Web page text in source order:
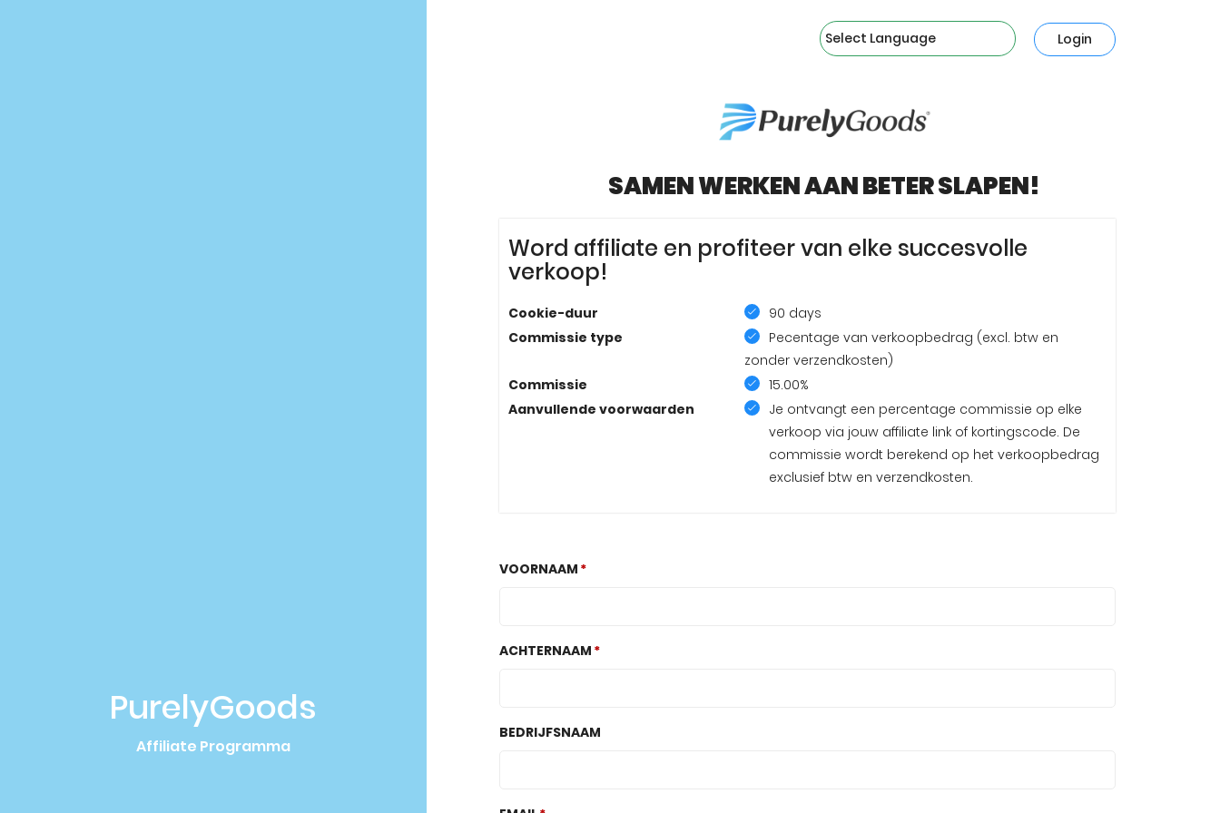
PurelyGoods
Affiliate Programma
Login
SAMEN WERKEN AAN BETER SLAPEN!
Word affiliate en profiteer van elke succesvolle
verkoop!
Cookie-duur
90 days
Commissie type
Pecentage van verkoopbedrag (excl. btw en
zonder verzendkosten)
Commissie
15.00%
Aanvullende voorwaarden
Je ontvangt een percentage commissie op elke
verkoop via jouw affiliate link of kortingscode. De
commissie wordt berekend op het verkoopbedrag
exclusief btw en verzendkosten.
VOORNAAM
ACHTERNAAM
BEDRIJFSNAAM